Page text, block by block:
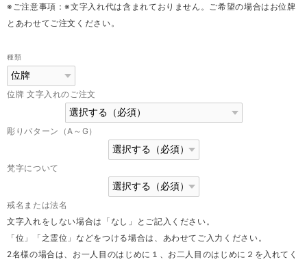
※ご注意事項：※文字入れ代は含まれておりません。ご希望の場合はお位牌
とあわせてご注文ください。
種類
位牌 文字入れのご注文
彫りパターン（A～G）
梵字について
戒名または法名
文字入れをしない場合は「なし」とご記入ください。
「位」「之霊位」などをつける場合は、あわせてご入力ください。
2名様の場合は、お一人目のはじめに１、お二人目のはじめに２を入れてく